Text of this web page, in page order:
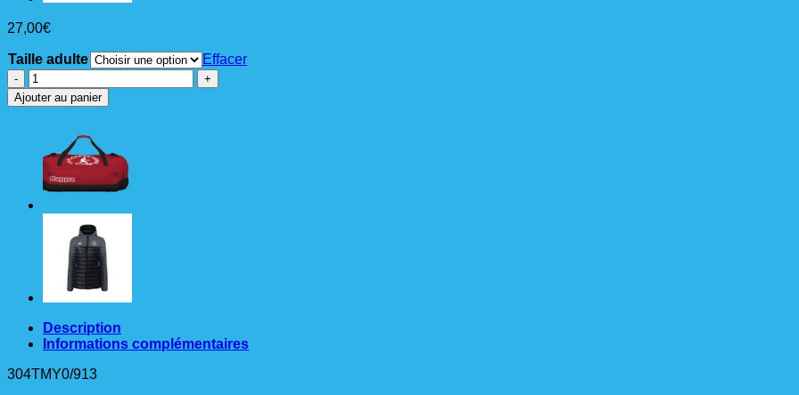
27,00€
Taille adulte
Effacer
quantité
de
BACENA
Femme
Ajouter au panier
Description
Informations complémentaires
304TMY0/913